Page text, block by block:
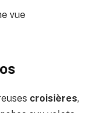
vue
croisières,